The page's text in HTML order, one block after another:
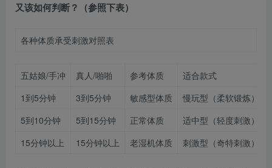
又该如何判断？（参照下表）
各种体质承受刺激对照表
五姑娘/手冲 真人/啪啪 参考体质
适合款式
1到5分钟
3到5分钟 敏感型体质
慢玩型（柔软锻炼）
5到10分钟
5到15分钟 正常体质
适中型（轻度刺激）
15分钟以上
15分钟以上 老湿机体质 刺激型（奇特刺激）